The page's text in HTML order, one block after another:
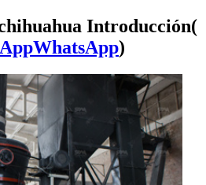
Introducción(
WhatsApp)